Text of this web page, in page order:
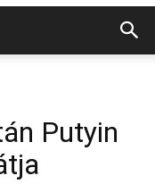
Putyin